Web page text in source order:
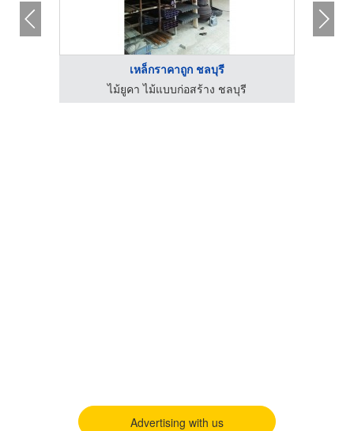
เหล็กราคาถูก ชลบุรี
ไม้ยูคา ไม้แบบก่อสร้าง ชลบุรี
Advertising with us